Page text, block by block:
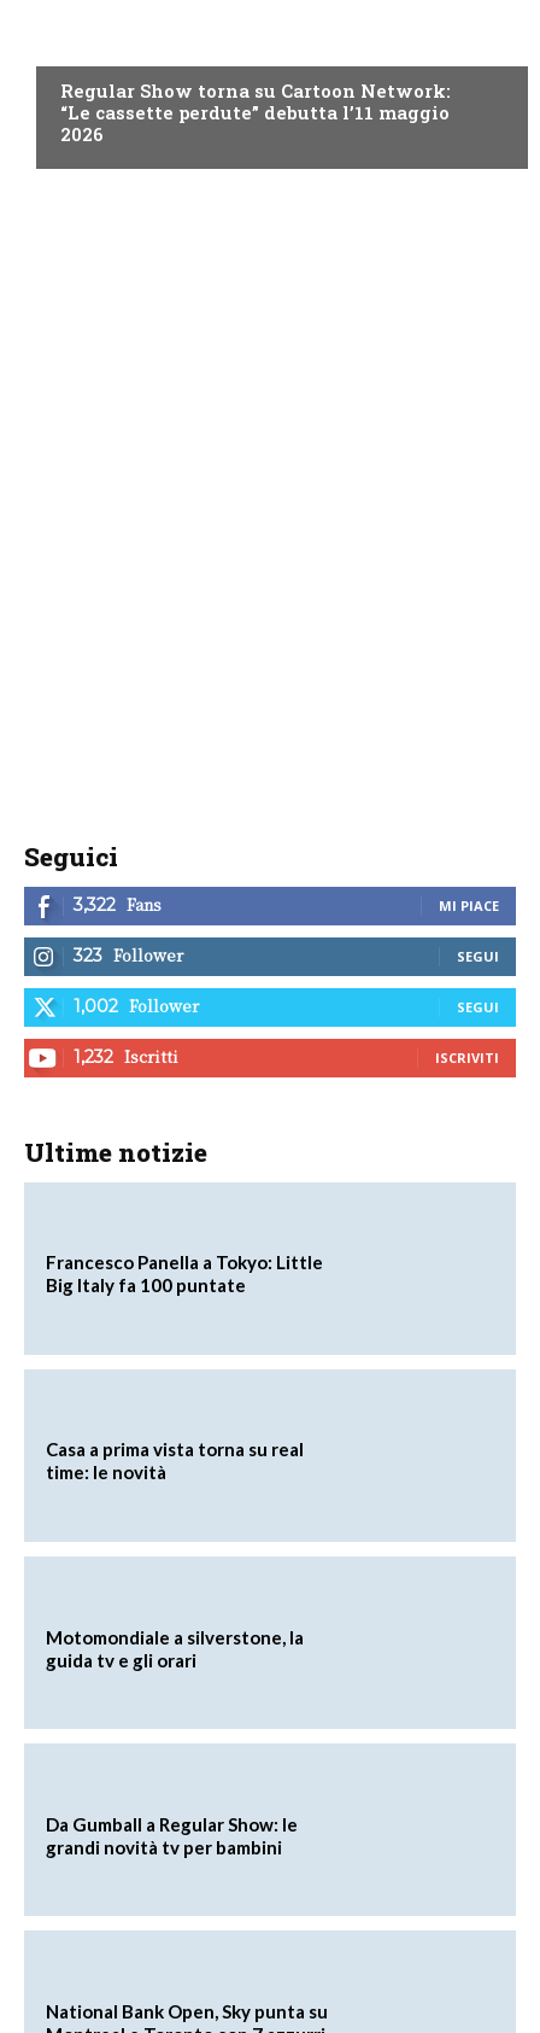
Regular Show torna su Cartoon Network:
“Le cassette perdute” debutta l’11 maggio
2026
Seguici
3,322 Fans MI PIACE
323 Follower SEGUI
1,002 Follower SEGUI
1,232 Iscritti ISCRIVITI
Ultime notizie
Francesco Panella a Tokyo: Little
Big Italy fa 100 puntate
Casa a prima vista torna su real
time: le novità
Motomondiale a silverstone, la
guida tv e gli orari
Da Gumball a Regular Show: le
grandi novità tv per bambini
National Bank Open, Sky punta su